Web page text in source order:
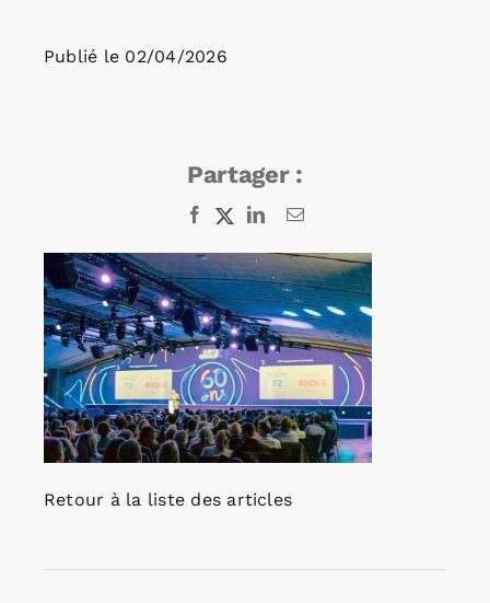
Rechercher:
Publié le 02/04/2026
Partager :
Facebook
X LinkedInEmail
Retour à la liste des articles